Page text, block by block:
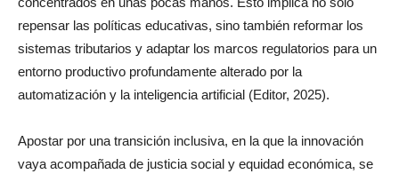
repensar las políticas educativas, sino también reformar los
sistemas tributarios y adaptar los marcos regulatorios para un
entorno productivo profundamente alterado por la
automatización y la inteligencia artificial (Editor, 2025).
Apostar por una transición inclusiva, en la que la innovación
vaya acompañada de justicia social y equidad económica, se